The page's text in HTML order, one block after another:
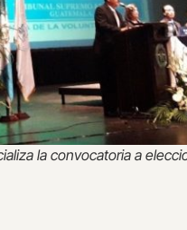
la convocatoria a